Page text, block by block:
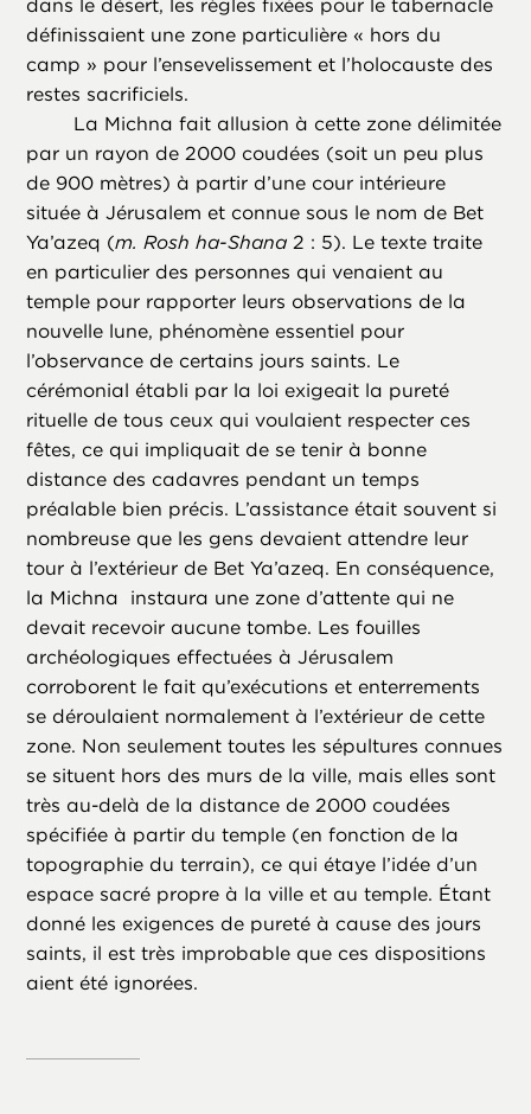
dans le désert, les règles fixées pour le tabernacle
définissaient une zone particulière « hors du
camp » pour l’ensevelissement et l’holocauste des
restes sacrificiels.
La Michna fait allusion à cette zone délimitée
par un rayon de 2000 coudées (soit un peu plus
de 900 mètres) à partir d’une cour intérieure
située à Jérusalem et connue sous le nom de Bet
Ya’azeq (m. Rosh ha-Shana 2 : 5). Le texte traite
en particulier des personnes qui venaient au
temple pour rapporter leurs observations de la
nouvelle lune, phénomène essentiel pour
l’observance de certains jours saints. Le
cérémonial établi par la loi exigeait la pureté
rituelle de tous ceux qui voulaient respecter ces
fêtes, ce qui impliquait de se tenir à bonne
distance des cadavres pendant un temps
préalable bien précis. L’assistance était souvent si
nombreuse que les gens devaient attendre leur
tour à l’extérieur de Bet Ya’azeq. En conséquence,
la Michna instaura une zone d’attente qui ne
devait recevoir aucune tombe. Les fouilles
archéologiques effectuées à Jérusalem
corroborent le fait qu’exécutions et enterrements
se déroulaient normalement à l’extérieur de cette
zone. Non seulement toutes les sépultures connues
se situent hors des murs de la ville, mais elles sont
très au-delà de la distance de 2000 coudées
spécifiée à partir du temple (en fonction de la
topographie du terrain), ce qui étaye l’idée d’un
espace sacré propre à la ville et au temple. Étant
donné les exigences de pureté à cause des jours
saints, il est très improbable que ces dispositions
aient été ignorées.